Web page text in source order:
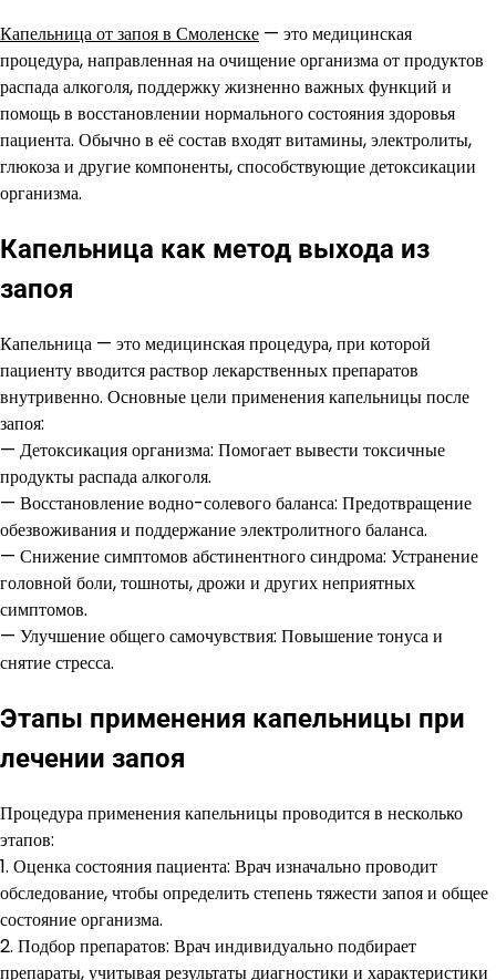
Капельница от запоя в Смоленске — это медицинская
процедура, направленная на очищение организма от продуктов
распада алкоголя, поддержку жизненно важных функций и
помощь в восстановлении нормального состояния здоровья
пациента. Обычно в её состав входят витамины, электролиты,
глюкоза и другие компоненты, способствующие детоксикации
организма.
Капельница как метод выхода из
запоя
Капельница — это медицинская процедура, при которой
пациенту вводится раствор лекарственных препаратов
внутривенно. Основные цели применения капельницы после
запоя:
— Детоксикация организма: Помогает вывести токсичные
продукты распада алкоголя.
— Восстановление водно-солевого баланса: Предотвращение
обезвоживания и поддержание электролитного баланса.
— Снижение симптомов абстинентного синдрома: Устранение
головной боли, тошноты, дрожи и других неприятных
симптомов.
— Улучшение общего самочувствия: Повышение тонуса и
снятие стресса.
Этапы применения капельницы при
лечении запоя
Процедура применения капельницы проводится в несколько
этапов:
1. Оценка состояния пациента: Врач изначально проводит
обследование, чтобы определить степень тяжести запоя и общее
состояние организма.
2. Подбор препаратов: Врач индивидуально подбирает
препараты, учитывая результаты диагностики и характеристики